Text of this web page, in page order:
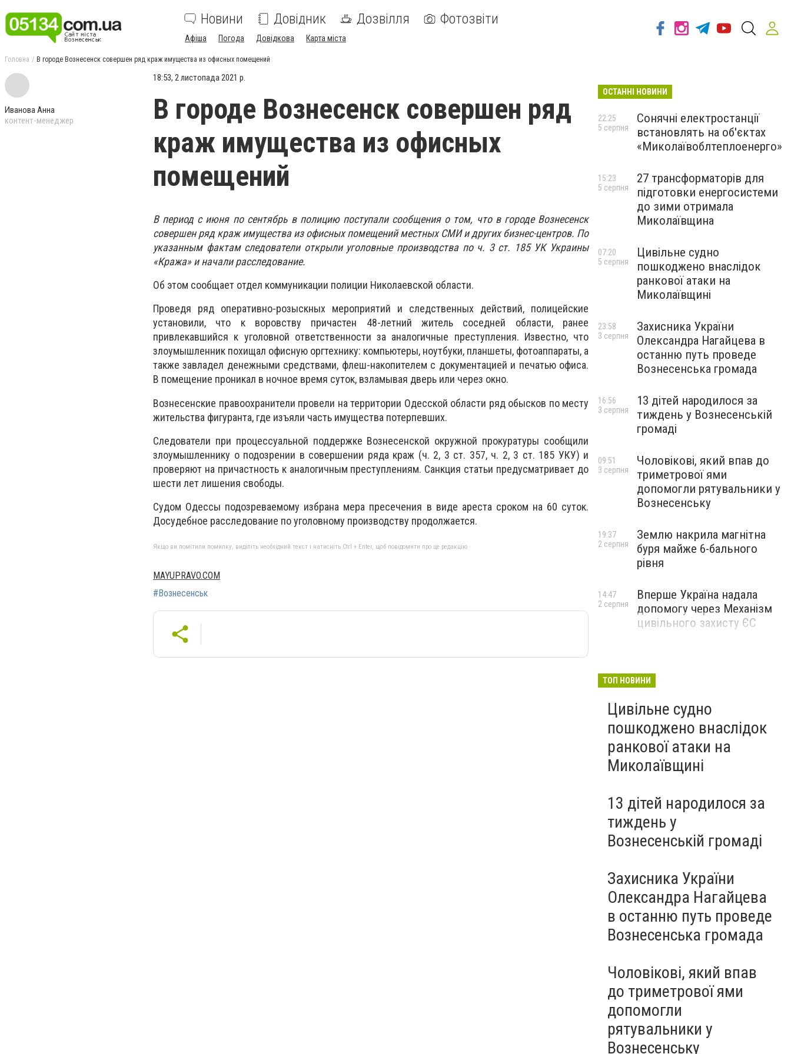
Новини Довідник Дозвілля Фотозвіти
Афіша Погода Довідкова Карта міста
Головна В городе Вознесенск совершен ряд краж имущества из офисных помещений
Иванова Анна
контент-менеджер
18:53, 2 листопада 2021 р.
В городе Вознесенск совершен ряд
краж имущества из офисных
помещений
В период с июня по сентябрь в полицию поступали сообщения о том, что в городе Вознесенск
совершен ряд краж имущества из офисных помещений местных СМИ и других бизнес-центров. По
указанным фактам следователи открыли уголовные производства по ч. 3 ст. 185 УК Украины
«Кража» и начали расследование.
Об этом сообщает отдел коммуникации полиции Николаевской области.
Проведя ряд оперативно-розыскных мероприятий и следственных действий, полицейские
установили, что к воровству причастен 48-летний житель соседней области, ранее
привлекавшийся к уголовной ответственности за аналогичные преступления. Известно, что
злоумышленник похищал офисную оргтехнику: компьютеры, ноутбуки, планшеты, фотоаппараты, а
также завладел денежными средствами, флеш-накопителем с документацией и печатью офиса.
В помещение проникал в ночное время суток, взламывая дверь или через окно.
Вознесенские правоохранители провели на территории Одесской области ряд обысков по месту
жительства фигуранта, где изъяли часть имущества потерпевших.
Следователи при процессуальной поддержке Вознесенской окружной прокуратуры сообщили
злоумышленнику о подозрении в совершении ряда краж (ч. 2, 3 ст. 357, ч. 2, 3 ст. 185 УКУ) и
проверяют на причастность к аналогичным преступлениям. Санкция статьи предусматривает до
шести лет лишения свободы.
Судом Одессы подозреваемому избрана мера пресечения в виде ареста сроком на 60 суток.
Досудебное расследование по уголовному производству продолжается.
Якщо ви помітили помилку, виділіть необхідний текст і натисніть Ctrl + Enter, щоб повідомити про це редакцію
MAYUPRAVO.COM
#Вознесенськ
ОСТАННІ НОВИНИ
Сонячні електростанції
встановлять на об'єктах
«Миколаївоблтеплоенерго»
22:25
5 серпня
27 трансформаторів для
підготовки енергосистеми
до зими отримала
Миколаївщина
15:23
5 серпня
Цивільне судно
пошкоджено внаслідок
ранкової атаки на
Миколаївщині
07:20
5 серпня
Захисника України
Олександра Нагайцева в
останню путь проведе
Вознесенська громада
23:58
3 серпня
13 дітей народилося за
тиждень у Вознесенській
громаді
16:56
3 серпня
Чоловікові, який впав до
триметрової ями
допомогли рятувальники у
Вознесенську
09:51
3 серпня
Землю накрила магнітна
буря майже 6-бального
рівня
19:37
2 серпня
Вперше Україна надала
допомогу через Механізм
цивільного захисту ЄС
14:47
2 серпня
ТОП НОВИНИ
Цивільне судно
пошкоджено внаслідок
ранкової атаки на
Миколаївщині
13 дітей народилося за
тиждень у
Вознесенській громаді
Захисника України
Олександра Нагайцева
в останню путь проведе
Вознесенська громада
Чоловікові, який впав
до триметрової ями
допомогли
рятувальники у
Вознесенську